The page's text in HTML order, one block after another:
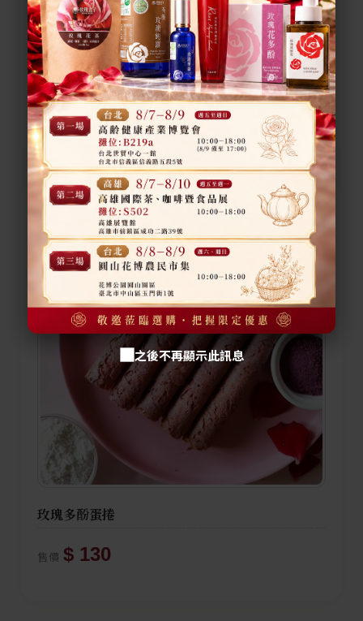
玫瑰玫天面膜禮盒組
售價 $ 2,200
玫瑰多酚蛋捲
售價 $ 130
之後不再顯示此訊息